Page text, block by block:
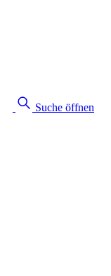
Suche öffnen